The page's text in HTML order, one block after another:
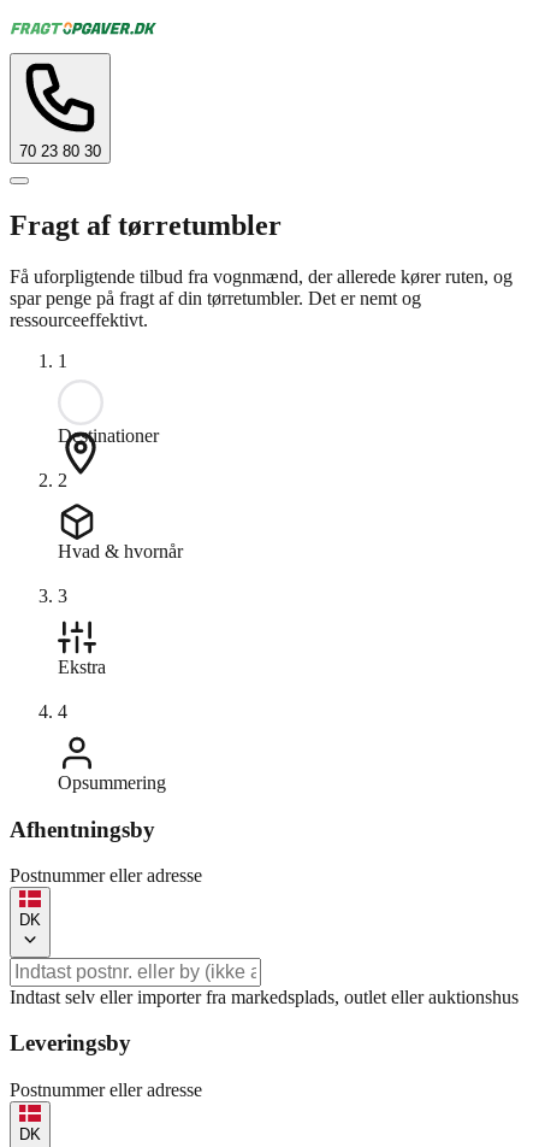
70 23 80 30
Fragt af tørretumbler
Få uforpligtende tilbud fra vognmænd, der allerede kører ruten, og
spar penge på fragt af din tørretumbler. Det er nemt og
ressourceeffektivt.
1
Destinationer
2
Hvad & hvornår
3
Ekstra
4
Opsummering
Afhentningsby
Postnummer eller adresse
DK
Indtast selv eller importer fra markedsplads, outlet eller auktionshus
Leveringsby
Postnummer eller adresse
DK